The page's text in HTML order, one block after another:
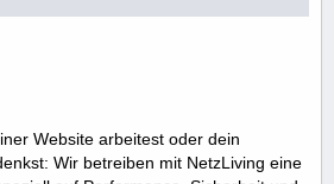
Website arbeitest oder dein
Wir betreiben mit NetzLiving eine